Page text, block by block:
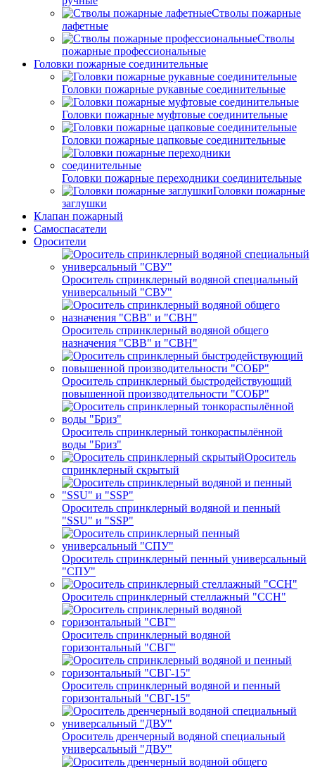
Стволы пожарные
лафетные
Стволы
пожарные профессиональные
Головки пожарные соединительные
Головки пожарные рукавные соединительные
Головки пожарные муфтовые соединительные
Головки пожарные цапковые соединительные
Головки пожарные переходники соединительные
Головки пожарные
заглушки
Клапан пожарный
Самоспасатели
Оросители
Ороситель спринклерный водяной специальный
универсальный "СВУ"
Ороситель спринклерный водяной общего
назначения "СВВ" и "СВН"
Ороситель спринклерный быстродействующий
повышенной производительности "СОБР"
Ороситель спринклерный тонкораспылённой
воды "Бриз"
Ороситель
спринклерный скрытый
Ороситель спринклерный водяной и пенный
"SSU" и "SSP"
Ороситель спринклерный пенный универсальный
"СПУ"
Ороситель спринклерный стеллажный "ССН"
Ороситель спринклерный водяной
горизонтальный "СВГ"
Ороситель спринклерный водяной и пенный
горизонтальный "СВГ-15"
Ороситель дренчерный водяной специальный
универсальный "ДВУ"